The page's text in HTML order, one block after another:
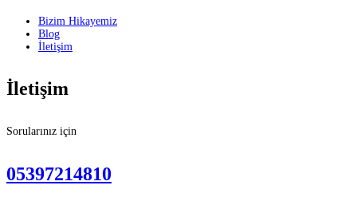
Bizim Hikayemiz
Blog
İletişim
İletişim
Sorularınız için
05397214810